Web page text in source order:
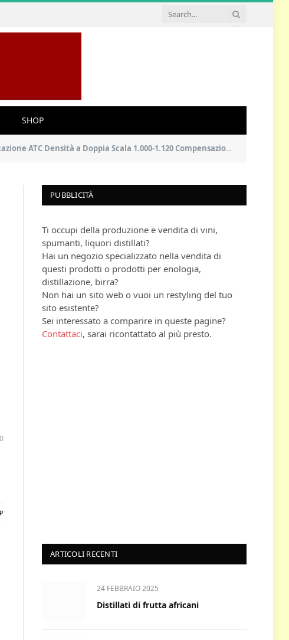
SHOP
Densità a Doppia Scala 1.000-1.120 Compensazione 0-32%
0
PUBBLICITÀ
Ti occupi della produzione e vendita di vini,
spumanti, liquori distillati?
Hai un negozio specializzato nella vendita di
questi prodotti o prodotti per enologia,
distillazione, birra?
Non hai un sito web o vuoi un restyling del tuo
sito esistente?
Sei interessato a comparire in queste pagine?
Contattaci, sarai ricontattato al più presto.
ARTICOLI RECENTI
24 FEBBRAIO 2025
Distillati di frutta africani